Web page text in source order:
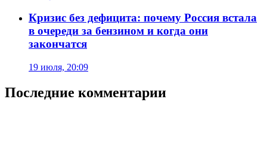
Кризис без дефицита: почему Россия встала
в очереди за бензином и когда они
закончатся
19 июля, 20:09
Последние комментарии